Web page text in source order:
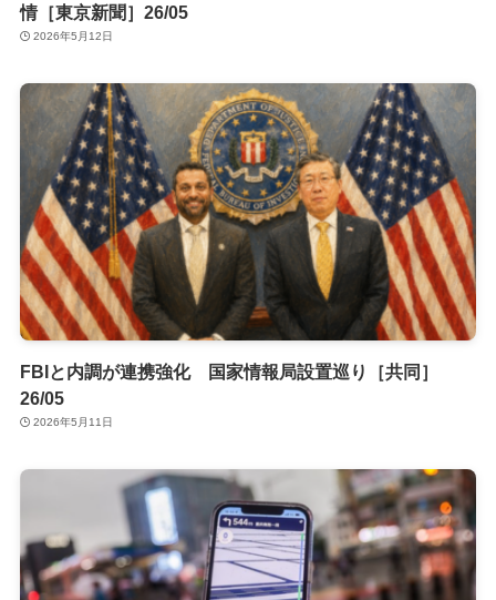
情［東京新聞］26/05
2026年5月12日
FBIと内調が連携強化 国家情報局設置巡り［共同］
26/05
2026年5月11日